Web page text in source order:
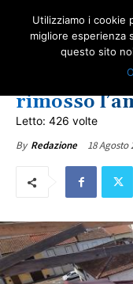
Ex vetreria
rimosso
Letto: 426 volte
By Redazione 18 Agosto
Utilizziamo i cookie
migliore esperienza
questo sito